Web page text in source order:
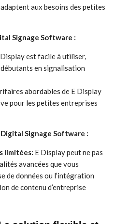
aux besoins des petites
Signage Software :
Display est facile à utiliser,
en signalisation
abordables de E Display
pour les petites entreprises
Signage Software :
limitées: E Display peut ne pas
avancées que vous
de données ou l’intégration
de contenu d’entreprise